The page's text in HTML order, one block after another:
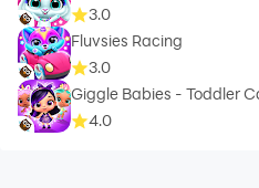
3.0
Fluvsies Racing
3.0
Giggle Babies - Toddler
4.0